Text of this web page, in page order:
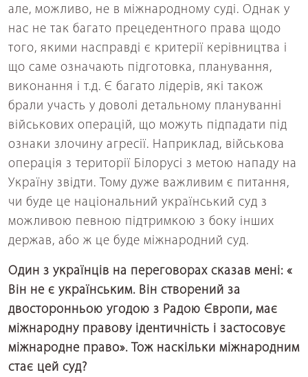
але, можливо, не в міжнародному суді. Однак у
нас не так багато прецедентного права щодо
того, якими насправді є критерії керівництва і
що саме означають підготовка, планування,
виконання і т.д. Є багато лідерів, які також
брали участь у доволі детальному плануванні
військових операцій, що можуть підпадати під
ознаки злочину агресії. Наприклад, військова
операція з території Білорусі з метою нападу на
Україну звідти. Тому дуже важливим є питання,
чи буде це національний український суд з
можливою певною підтримкою з боку інших
держав, або ж це буде міжнародний суд.
Один з українців на переговорах сказав мені: «
Він не є українським. Він створений за
двосторонньою угодою з Радою Європи, має
міжнародну правову ідентичність і застосовує
міжнародне право». Тож наскільки міжнародним
стає цей суд?